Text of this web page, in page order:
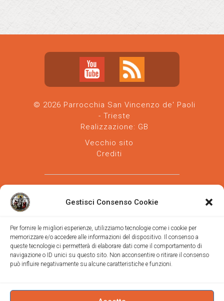
Gestisci Consenso Cookie
Per fornire le migliori esperienze, utilizziamo tecnologie come i cookie per
memorizzare e/o accedere alle informazioni del dispositivo. Il consenso a
queste tecnologie ci permetterà di elaborare dati come il comportamento di
navigazione o ID unici su questo sito. Non acconsentire o ritirare il consenso
può influire negativamente su alcune caratteristiche e funzioni.
© 2026 Parrocchia San Vincenzo de' Paoli
- Trieste
Realizzazione: GB
Vecchio sito
Crediti
Parrocchia san Vincenzo de' Paoli-Diocesi
di Trieste
via Vittorino da Feltre, 11 (chiesa)
Trieste